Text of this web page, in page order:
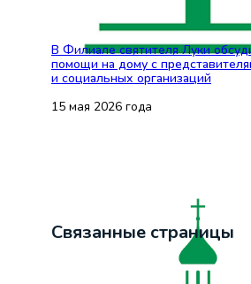
В Филиале святителя Луки
помощи на дому с
и социальных организаций
15 мая 2026 года
Связанные страницы